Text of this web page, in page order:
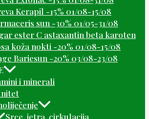
Kerapil -15% 01/08-15/08
sun -30% 01/05-31/08
ester C astaxantin beta karoten
koža nokti -20% 01/08-15/08
Bariesun -20% 03/08-23/08
i minerali
Srce, jetra, cirkulacija